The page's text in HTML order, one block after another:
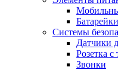
Системы
Датчики
Розетка
Звонки